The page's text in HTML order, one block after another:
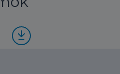
Aera
uliqa